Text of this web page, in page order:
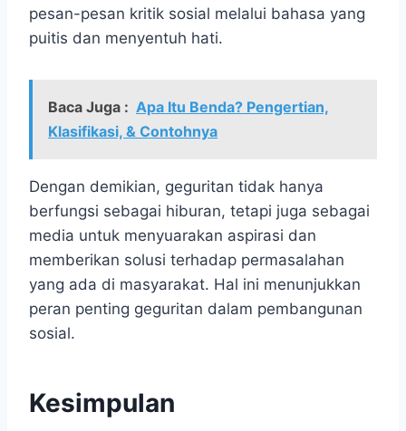
pesan-pesan kritik sosial melalui bahasa yang
puitis dan menyentuh hati.
Baca Juga : Apa Itu Benda? Pengertian,
Klasifikasi, & Contohnya
Dengan demikian, geguritan tidak hanya
berfungsi sebagai hiburan, tetapi juga sebagai
media untuk menyuarakan aspirasi dan
memberikan solusi terhadap permasalahan
yang ada di masyarakat. Hal ini menunjukkan
peran penting geguritan dalam pembangunan
sosial.
Kesimpulan